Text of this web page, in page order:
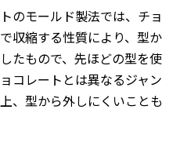
のモールド製法では、チョ
収縮する性質により、型か
たもので、先ほどの型を使
コレートとは異なるジャン
、型から外しにくいことも